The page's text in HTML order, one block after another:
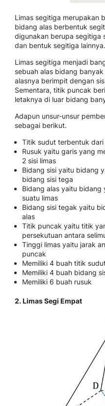
Limas segitiga merupakan
bidang alas berbentuk
digunakan berupa segitiga
dan bentuk segitiga lainnya.
Limas segitiga menjadi
sebuah alas bidang
alasnya berimpit dengan
Sementara, titik puncak
letaknya di luar bidang
Adapun unsur-unsur
sebagai berikut.
Titik sudut terbentuk
Rusuk yaitu garis yang
2 sisi limas
Bidang sisi yaitu bidang
bidang sisi tega
Bidang alas yaitu bidang
suatu limas
Bidang sisi tegak yaitu
alas
Titik puncak yaitu titik
persekutuan antara
Tinggi limas yaitu jarak
puncak
Memiliki 4 buah titik
Memiliki 4 buah bidang
Memiliki 6 buah rusuk
2. Limas Segi Empat